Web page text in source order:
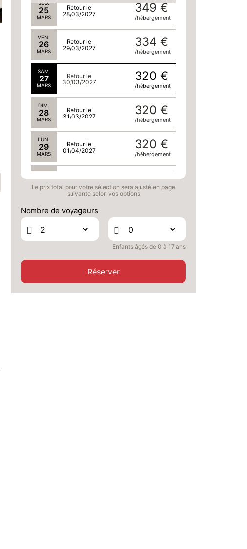
JEU.
25
MARS
349 €
/hébergement
Retour le
28/03/2027
VEN.
26
MARS
334 €
/hébergement
Retour le
29/03/2027
SAM.
27
MARS
320 €
/hébergement
Retour le
30/03/2027
DIM.
28
MARS
320 €
/hébergement
Retour le
31/03/2027
LUN.
29
MARS
320 €
/hébergement
Retour le
01/04/2027
MAR.
30
MARS
320 €
/hébergement
Retour le
02/04/2027
MER.
31
Retour le
03/04/2027
Le prix total pour votre sélection sera ajusté en page
suivante selon vos options
Nombre de voyageurs
Enfants âgés de 0 à 17 ans
Réserver